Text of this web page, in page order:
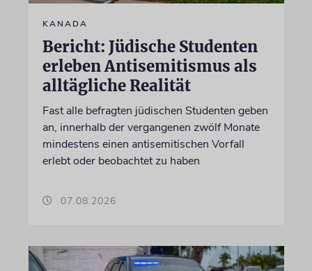
KANADA
Bericht: Jüdische Studenten
erleben Antisemitismus als
alltägliche Realität
Fast alle befragten jüdischen Studenten geben
an, innerhalb der vergangenen zwölf Monate
mindestens einen antisemitischen Vorfall
erlebt oder beobachtet zu haben
07.08.2026